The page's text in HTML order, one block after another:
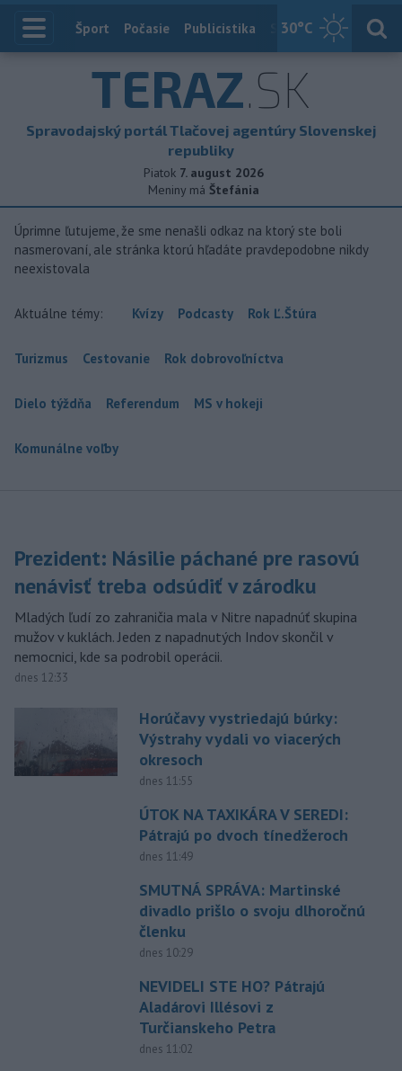
30°C
Index
Šport Počasie Publicistika Slovensko
TERAZ.SK
Spravodajský portál Tlačovej agentúry Slovenskej
republiky
Piatok 7. august 2026
Meniny má Štefánia
Úprimne ľutujeme, že sme nenašli odkaz na ktorý ste boli
nasmerovaní, ale stránka ktorú hľadáte pravdepodobne nikdy
neexistovala
Aktuálne témy: Kvízy Podcasty Rok Ľ.Štúra
Turizmus Cestovanie Rok dobrovoľníctva
Dielo týždňa Referendum MS v hokeji
Komunálne voľby
Prezident: Násilie páchané pre rasovú
nenávisť treba odsúdiť v zárodku
Mladých ľudí zo zahraničia mala v Nitre napadnúť skupina
mužov v kuklách. Jeden z napadnutých Indov skončil v
nemocnici, kde sa podrobil operácii.
dnes 12:33
Horúčavy vystriedajú búrky:
Výstrahy vydali vo viacerých
okresoch
dnes 11:55
ÚTOK NA TAXIKÁRA V SEREDI:
Pátrajú po dvoch tínedžeroch
dnes 11:49
SMUTNÁ SPRÁVA: Martinské
divadlo prišlo o svoju dlhoročnú
členku
dnes 10:29
NEVIDELI STE HO? Pátrajú
Aladárovi Illésovi z
Turčianskeho Petra
dnes 11:02